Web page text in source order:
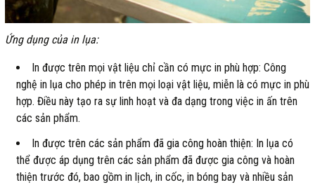
Ứng dụng của in lụa:
In được trên mọi vật liệu chỉ cần có mực in phù hợp: Công
nghệ in lụa cho phép in trên mọi loại vật liệu, miễn là có mực in phù
hợp. Điều này tạo ra sự linh hoạt và đa dạng trong việc in ấn trên
các sản phẩm.
In được trên các sản phẩm đã gia công hoàn thiện: In lụa có
thể được áp dụng trên các sản phẩm đã được gia công và hoàn
thiện trước đó, bao gồm in lịch, in cốc, in bóng bay và nhiều sản